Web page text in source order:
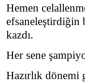
Hemen
efsaneleştirdiğin
kazdı.
Her sene
Hazırlık dönemi